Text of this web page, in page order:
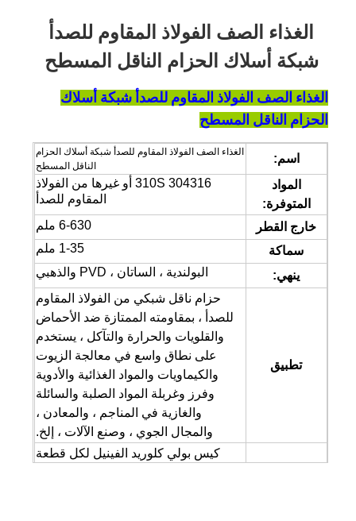
الغذاء الصف الفولاذ المقاوم للصدأ
شبكة أسلاك الحزام الناقل المسطح
الغذاء الصف الفولاذ المقاوم للصدأ شبكة أسلاك
الحزام الناقل المسطح
اسم:
الغذاء الصف الفولاذ المقاوم للصدأ شبكة أسلاك الحزام
الناقل المسطح
المواد
المتوفرة:
304316 310S أو غيرها من الفولاذ
المقاوم للصدأ
خارج القطر 6-630 ملم
سماكة
1-35 ملم
ينهي:
البولندية ، الساتان ، PVD والذهبي
تطبيق
حزام ناقل شبكي من الفولاذ المقاوم
للصدأ ، بمقاومته الممتازة ضد الأحماض
والقلويات والحرارة والتآكل ، يستخدم
على نطاق واسع في معالجة الزيوت
والكيماويات والمواد الغذائية والأدوية
وفرز وغربلة المواد الصلبة والسائلة
والغازية في المناجم ، والمعادن ،
والمجال الجوي ، وصنع الآلات ، إلخ.
كيس بولي كلوريد الفينيل لكل قطعة